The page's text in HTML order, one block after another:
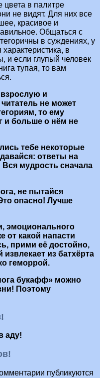
цвета в палитре
не видят. Для них все
красивое и
Общаться с
в суждениях, у
в
и если глупый человек
тупая, то вам
взрослую и
не может
то ему
и больше о нём не
тебе некоторые
ответы на
мудрость сначала
не пытайся
опасно! Лучше
эмоционального
от какой напасти
прими её достойно,
из батхёрта
геморрой.
букафф» можно
Поэтому
аду!
публикуются